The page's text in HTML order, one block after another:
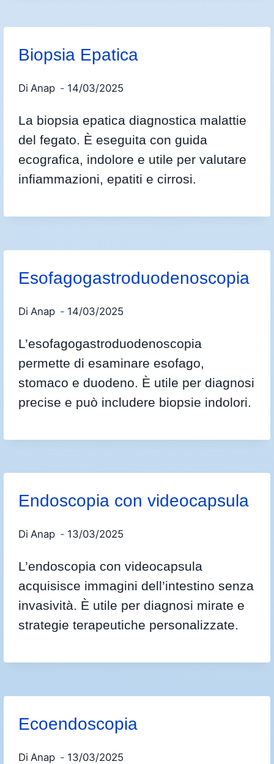
Biopsia Epatica
Di Anap 14/03/2025
La biopsia epatica diagnostica malattie
del fegato. È eseguita con guida
ecografica, indolore e utile per valutare
infiammazioni, epatiti e cirrosi.
Esofagogastroduodenoscopia
Di Anap 14/03/2025
L’esofagogastroduodenoscopia
permette di esaminare esofago,
stomaco e duodeno. È utile per diagnosi
precise e può includere biopsie indolori.
Endoscopia con videocapsula
Di Anap 13/03/2025
L’endoscopia con videocapsula
acquisisce immagini dell’intestino senza
invasività. È utile per diagnosi mirate e
strategie terapeutiche personalizzate.
Ecoendoscopia
Di Anap 13/03/2025